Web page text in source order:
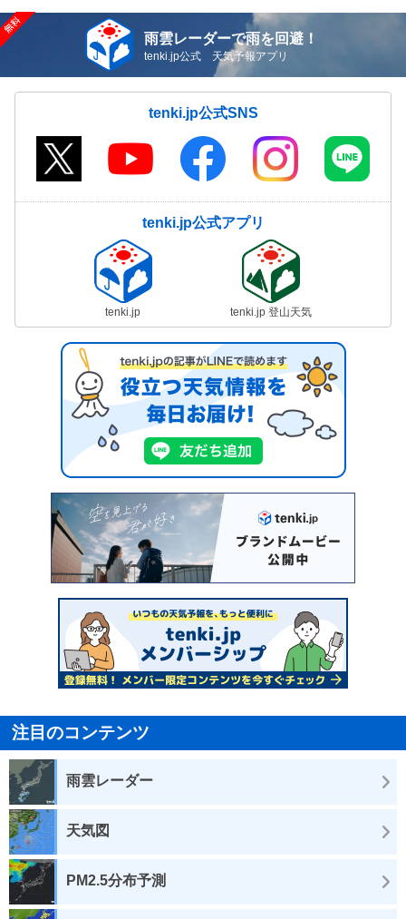
雨雲レーダーで雨を回避！
tenki.jp公式 天気予報アプリ
tenki.jp公式SNS
tenki.jp公式アプリ
tenki.jp tenki.jp 登山天気
注目のコンテンツ
雨雲レーダー
天気図
PM2.5分布予測